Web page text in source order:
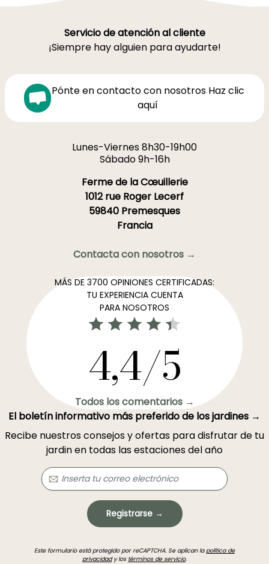
Servicio de atención al cliente
¡Siempre hay alguien para ayudarte!
Pónte en contacto con nosotros Haz clic
aquí
Lunes-Viernes 8h30-19h00
Sábado 9h-16h
Ferme de la Cœuillerie
1012 rue Roger Lecerf
59840 Premesques
Francia
Contacta con nosotros →
MÁS DE 3700 OPINIONES CERTIFICADAS:
TU EXPERIENCIA CUENTA
PARA NOSOTROS
4,4/5
Todos los comentarios →
El boletín informativo más preferido de los jardines →
Recibe nuestros consejos y ofertas para disfrutar de tu
jardin en todas las estaciones del año
Registrarse →
Este formulario está protegido por reCAPTCHA. Se aplican lapolítica de
privacidady los términos de servicio.